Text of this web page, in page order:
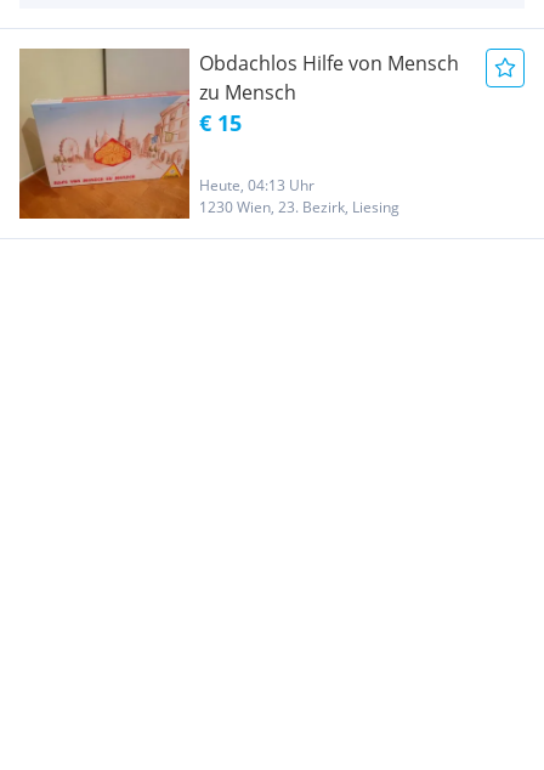
Obdachlos Hilfe von Mensch
zu Mensch
€ 15
Heute, 04:13 Uhr
1230 Wien, 23. Bezirk, Liesing